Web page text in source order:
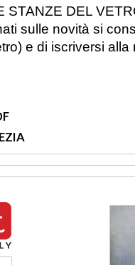
STANZE DEL
sulle novità si
e di iscriversi